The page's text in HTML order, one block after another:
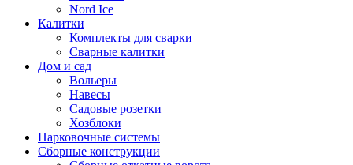
Nord Ice
Калитки
Комплекты для сварки
Сварные калитки
Дом и сад
Вольеры
Навесы
Садовые розетки
Хозблоки
Парковочные системы
Сборные конструкции